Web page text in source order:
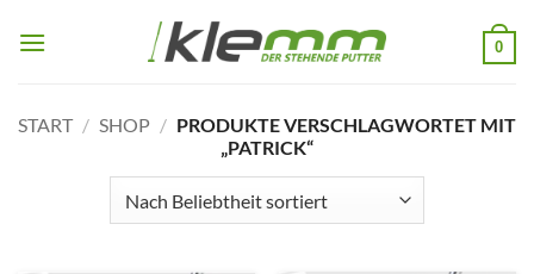
Inhalt
0
START / SHOP / PRODUKTE VERSCHLAGWORTET MIT
„PATRICK“